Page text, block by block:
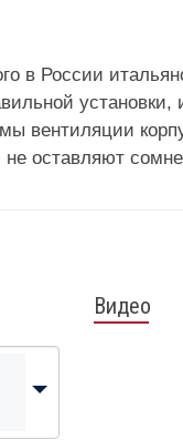
в России
установки,
вентиляции
оставляют
Видео